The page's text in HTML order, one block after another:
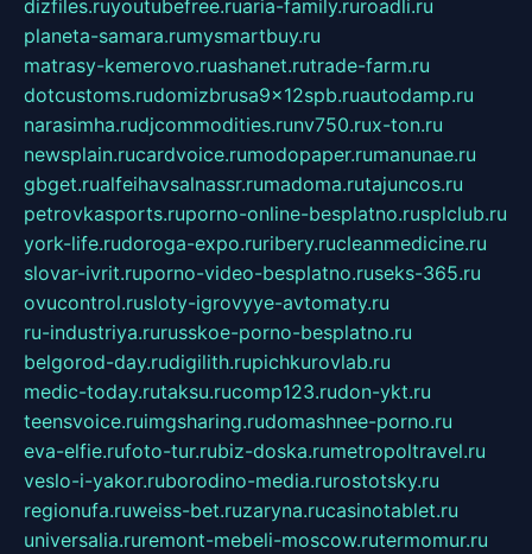
dizfiles.ruyoutubefree.ruaria-family.ruroadli.ru
planeta-samara.rumysmartbuy.ru
matrasy-kemerovo.ruashanet.rutrade-farm.ru
dotcustoms.rudomizbrusa9x12spb.ruautodamp.ru
narasimha.rudjcommodities.runv750.rux-ton.ru
newsplain.rucardvoice.rumodopaper.rumanunae.ru
gbget.rualfeihavsalnassr.rumadoma.rutajuncos.ru
petrovkasports.ruporno-online-besplatno.rusplclub.ru
york-life.rudoroga-expo.ruribery.rucleanmedicine.ru
slovar-ivrit.ruporno-video-besplatno.ruseks-365.ru
ovucontrol.rusloty-igrovyye-avtomaty.ru
ru-industriya.rurusskoe-porno-besplatno.ru
belgorod-day.rudigilith.rupichkurovlab.ru
medic-today.rutaksu.rucomp123.rudon-ykt.ru
teensvoice.ruimgsharing.rudomashnee-porno.ru
eva-elfie.rufoto-tur.rubiz-doska.rumetropoltravel.ru
veslo-i-yakor.ruborodino-media.rurostotsky.ru
regionufa.ruweiss-bet.ruzaryna.rucasinotablet.ru
universalia.ruremont-mebeli-moscow.rutermomur.ru